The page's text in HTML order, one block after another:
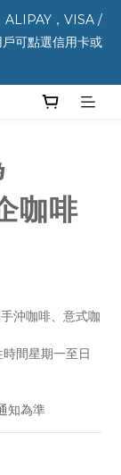
ALIPAY，VISA /
可點選信用卡或
咖啡
沖咖啡、意式咖
間星期一至日
知為準